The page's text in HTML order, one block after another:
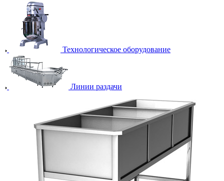
Технологическое оборудование
Линии раздачи